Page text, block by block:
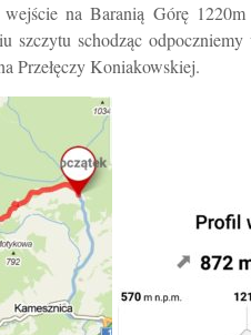
na Baranią Górę
szczytu schodząc
Przełęczy Koniakowskiej.